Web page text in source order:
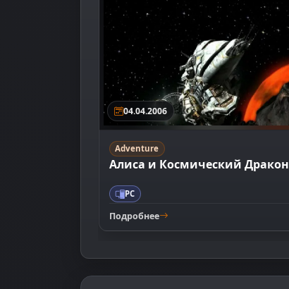
04.04.2006
Adventure
Алиса и Космический Дракон
PC
Подробнее